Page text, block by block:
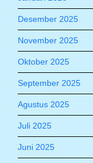
Desember 2025
November 2025
Oktober 2025
September 2025
Agustus 2025
Juli 2025
Juni 2025